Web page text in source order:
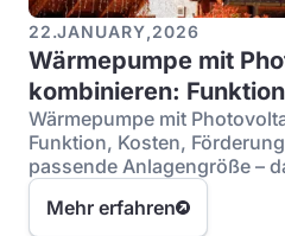
22.JANUARY,2026
Wärmepumpe mit
kombinieren:
Wärmepumpe mit
Funktion, Kosten,
passende Anlagengröße –
Überblick.
Mehr erfahren